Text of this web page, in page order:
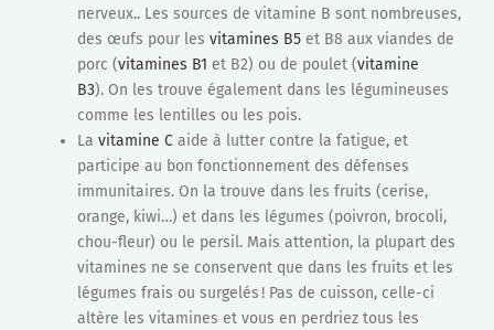
nerveux.. Les sources de vitamine B sont nombreuses,
des œufs pour les vitamines B5 et B8 aux viandes de
porc (vitamines B1 et B2) ou de poulet (vitamine
B3). On les trouve également dans les légumineuses
comme les lentilles ou les pois.
La vitamine C aide à lutter contre la fatigue, et
participe au bon fonctionnement des défenses
immunitaires. On la trouve dans les fruits (cerise,
orange, kiwi…) et dans les légumes (poivron, brocoli,
chou-fleur) ou le persil. Mais attention, la plupart des
vitamines ne se conservent que dans les fruits et les
légumes frais ou surgelés ! Pas de cuisson, celle-ci
altère les vitamines et vous en perdriez tous les